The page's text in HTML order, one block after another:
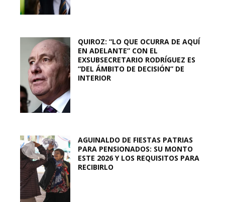
QUIROZ: “LO QUE OCURRA DE AQUÍ
EN ADELANTE” CON EL
EXSUBSECRETARIO RODRÍGUEZ ES
“DEL ÁMBITO DE DECISIÓN” DE
INTERIOR
AGUINALDO DE FIESTAS PATRIAS
PARA PENSIONADOS: SU MONTO
ESTE 2026 Y LOS REQUISITOS PARA
RECIBIRLO